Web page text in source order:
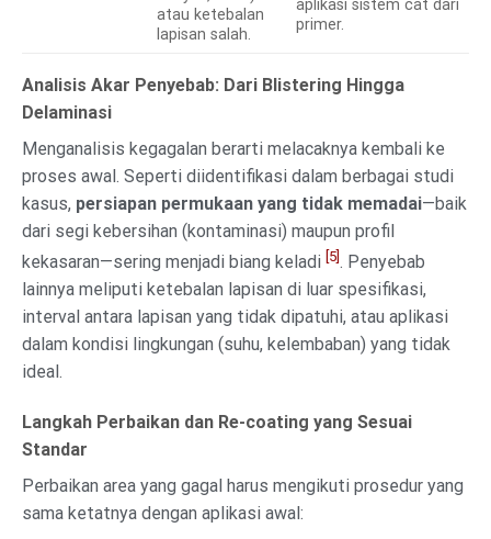
atau ketebalan
lapisan salah.
aplikasi sistem cat dari
primer.
Analisis Akar Penyebab: Dari Blistering Hingga
Delaminasi
Menganalisis kegagalan berarti melacaknya kembali ke
proses awal. Seperti diidentifikasi dalam berbagai studi
kasus, persiapan permukaan yang tidak memadai—baik
dari segi kebersihan (kontaminasi) maupun profil
kekasaran—sering menjadi biang keladi [5] . Penyebab
lainnya meliputi ketebalan lapisan di luar spesifikasi,
interval antara lapisan yang tidak dipatuhi, atau aplikasi
dalam kondisi lingkungan (suhu, kelembaban) yang tidak
ideal.
Langkah Perbaikan dan Re-coating yang Sesuai
Standar
Perbaikan area yang gagal harus mengikuti prosedur yang
sama ketatnya dengan aplikasi awal: